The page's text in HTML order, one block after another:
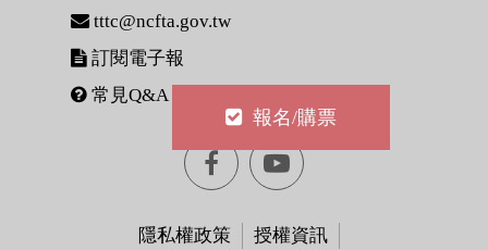
報名/購票
tttc@ncfta.gov.tw
訂閱電子報
常見Q&A
Facebook[另youtube[另
隱私權政策
授權資訊